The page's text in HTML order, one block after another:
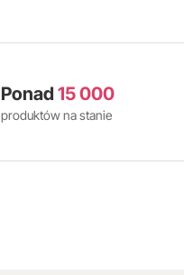
Ponad 15 000
produktów na stanie